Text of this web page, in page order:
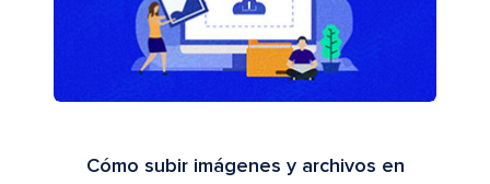
Cómo subir imágenes y archivos en